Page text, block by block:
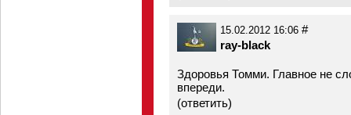
15.02.2012 16:06 #
ray-black
Здоровья Томми. Главное не
впереди.
(ответить)